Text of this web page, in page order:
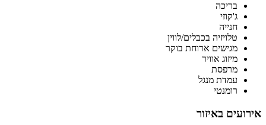
בריכה
ג'קוזי
חנייה
טלויזיה בכבלים/לווין
מגישים ארוחת בוקר
מיזוג אוויר
מרפסת
עמדת מנגל
רומנטי
אירועים באיזור